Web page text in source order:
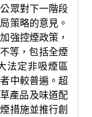
眾對下一階段
策略的意見。
強控煙政策，
等，包括全煙
法定非吸煙區
中較普遍。超
產品及味道配
措施並推行創